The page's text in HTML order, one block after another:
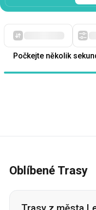
Počkejte několik
Oblíbené Trasy